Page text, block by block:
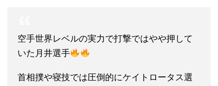
空手世界レベルの実力で打撃ではやや押して
いた月井選手
首相撲や寝技では圧倒的にケイトロータス選